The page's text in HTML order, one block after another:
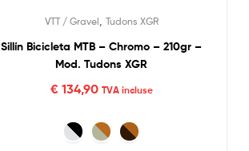
VTT / Gravel Tudons XGR
Sillín Bicicleta MTB – Chromo – 210gr –
Mod. Tudons XGR
€134,90 TVA incluse